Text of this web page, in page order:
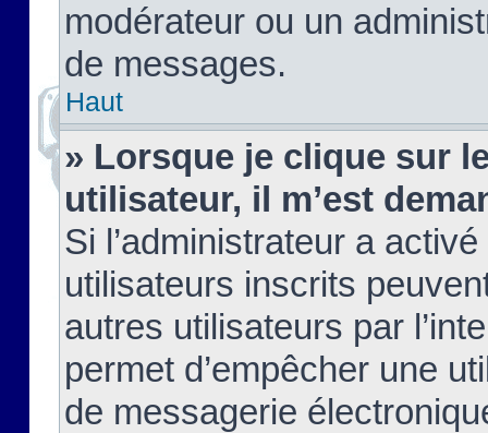
modérateur ou un
de messages.
Haut
» Lorsque je clique sur
utilisateur, il m’est
Si l’administrateur a
utilisateurs inscrits
autres utilisateurs par
permet d’empêcher une
de messagerie